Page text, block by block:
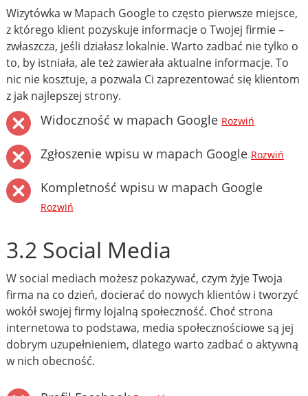
Wizytówka w Mapach Google to często pierwsze miejsce,
z którego klient pozyskuje informacje o Twojej firmie –
zwłaszcza, jeśli działasz lokalnie. Warto zadbać nie tylko o
to, by istniała, ale też zawierała aktualne informacje. To
nic nie kosztuje, a pozwala Ci zaprezentować się klientom
z jak najlepszej strony.
Widoczność w mapach Google Rozwiń
Zgłoszenie wpisu w mapach Google Rozwiń
Kompletność wpisu w mapach Google
Rozwiń
3.2 Social Media
W social mediach możesz pokazywać, czym żyje Twoja
firma na co dzień, docierać do nowych klientów i tworzyć
wokół swojej firmy lojalną społeczność. Choć strona
internetowa to podstawa, media społecznościowe są jej
dobrym uzupełnieniem, dlatego warto zadbać o aktywną
w nich obecność.